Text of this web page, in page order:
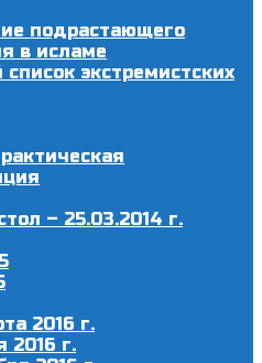
подрастающего
в исламе
экстремистских
– 25.03.2014 г.
2016 г.
2016 г.